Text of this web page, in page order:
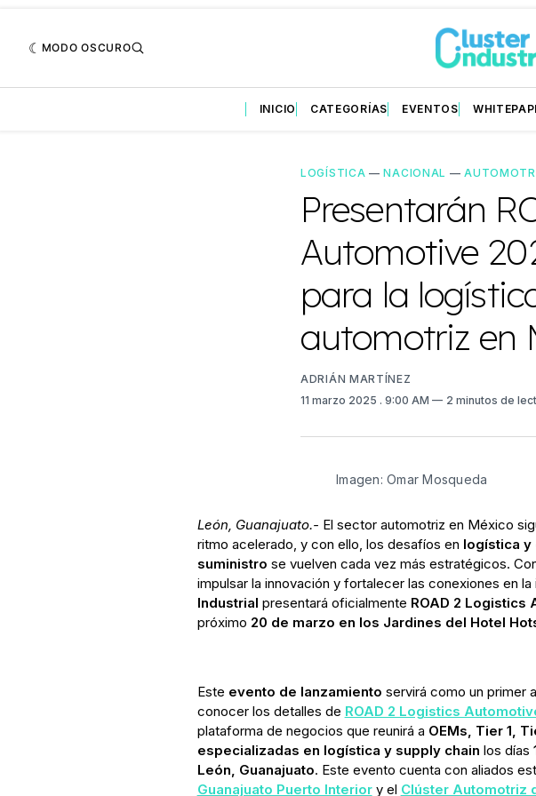
MODO OSCURO
INICIO CATEGORÍAS EVENTOS
LOGÍSTICA —NACIONAL —
Presentarán
Automotive
para la
automotriz en
ADRIÁN MARTÍNEZ
11 marzo 2025 . 9:00 AM 2 minutos de
Imagen: Omar Mosqueda
León, Guanajuato.- El sector automotriz en México
ritmo acelerado, y con ello, los desafíos en logística y
suministro se vuelven cada vez más estratégicos.
impulsar la innovación y fortalecer las conexiones en la
Industrial presentará oficialmente ROAD 2 Logistics
próximo 20 de marzo en los Jardines del Hotel
Este evento de lanzamiento servirá como un primer
conocer los detalles de ROAD 2 Logistics
plataforma de negocios que reunirá a OEMs, Tier 1,
especializadas en logística y supply chain los días
León, Guanajuato. Este evento cuenta con aliados
Guanajuato Puerto Interior y el Clúster Automotriz